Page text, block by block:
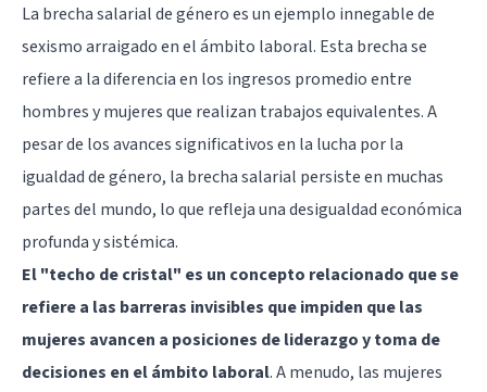
La brecha salarial de género es un ejemplo innegable de
sexismo arraigado en el ámbito laboral. Esta brecha se
refiere a la diferencia en los ingresos promedio entre
hombres y mujeres que realizan trabajos equivalentes. A
pesar de los avances significativos en la lucha por la
igualdad de género, la brecha salarial persiste en muchas
partes del mundo, lo que refleja una desigualdad económica
profunda y sistémica.
El "techo de cristal" es un concepto relacionado que se
refiere a las barreras invisibles que impiden que las
mujeres avancen a posiciones de liderazgo y toma de
decisiones en el ámbito laboral. A menudo, las mujeres